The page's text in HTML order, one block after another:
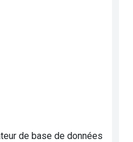
de base de données